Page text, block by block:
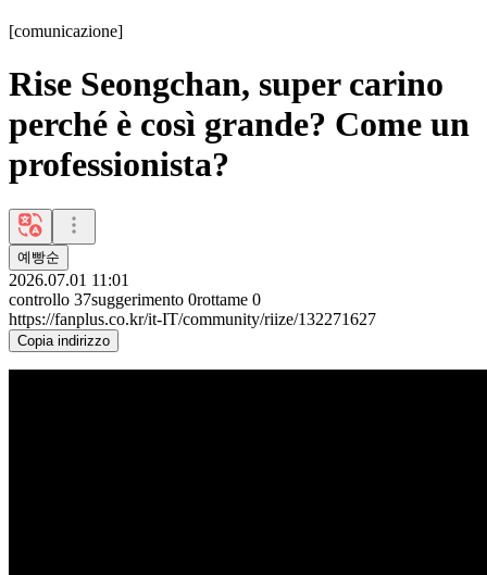
[comunicazione]
Rise Seongchan, super carino
perché è così grande? Come un
professionista?
예빵순
2026.07.01 11:01
controllo 37suggerimento 0rottame 0
https://fanplus.co.kr/it-IT/community/riize/132271627
Copia indirizzo